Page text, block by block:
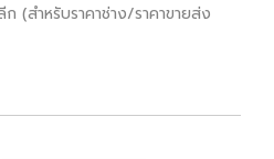
(สำหรับราคาช่าง/ราคาขายส่ง